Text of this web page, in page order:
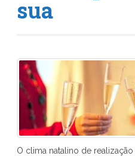
sua
O clima natalino de